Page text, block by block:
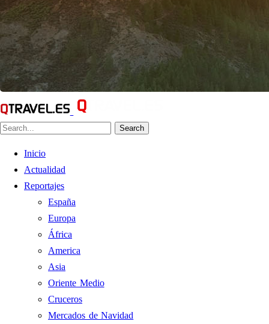
Search
Inicio
Actualidad
Reportajes
España
Europa
África
America
Asia
Oriente Medio
Cruceros
Mercados de Navidad